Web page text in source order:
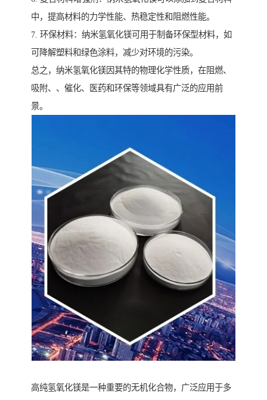
中，提高材料的力学性能、热稳定性和阻燃性能。
7. 环保材料：纳米氢氧化镁可用于制备环保型材料，如
可降解塑料和绿色涂料，减少对环境的污染。
总之，纳米氢氧化镁因其特的物理化学性质，在阻燃、
吸附、、催化、医药和环保等领域具有广泛的应用前
景。
高纯氢氧化镁是一种重要的无机化合物，广泛应用于多